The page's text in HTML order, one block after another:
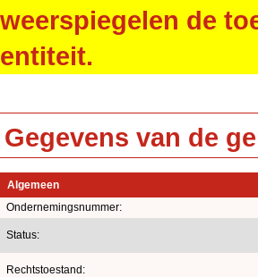
weerspiegelen de
entiteit.
Gegevens van de
Algemeen
Ondernemingsnummer:
Status:
Rechtstoestand: